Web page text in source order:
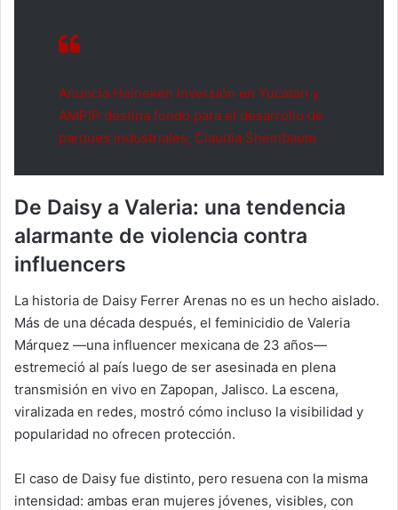
Anuncia Heineken inversión en Yucatán y
AMPIP destina fondo para el desarrollo de
parques industriales, Claudia Sheinbaum
De Daisy a Valeria: una tendencia
alarmante de violencia contra
influencers
La historia de Daisy Ferrer Arenas no es un hecho aislado.
Más de una década después, el feminicidio de Valeria
Márquez —una influencer mexicana de 23 años—
estremeció al país luego de ser asesinada en plena
transmisión en vivo en Zapopan, Jalisco. La escena,
viralizada en redes, mostró cómo incluso la visibilidad y
popularidad no ofrecen protección.
El caso de Daisy fue distinto, pero resuena con la misma
intensidad: ambas eran mujeres jóvenes, visibles, con